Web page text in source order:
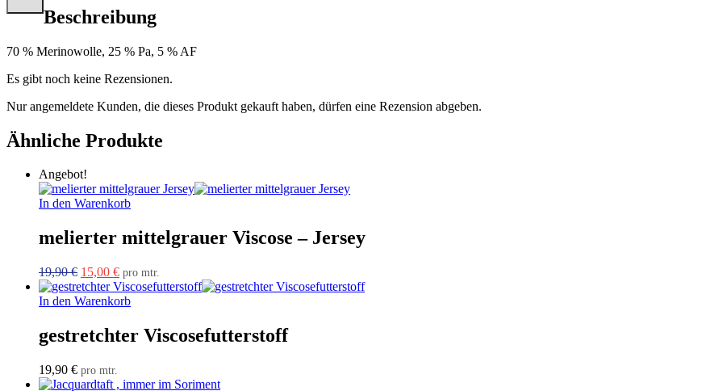
Beschreibung
70 % Merinowolle, 25 % Pa, 5 % AF
Es gibt noch keine Rezensionen.
Nur angemeldete Kunden, die dieses Produkt gekauft haben, dürfen eine Rezension abgeben.
Ähnliche Produkte
Angebot!
In den Warenkorb
melierter mittelgrauer Viscose – Jersey
19,90€ Ursprünglicher
Preis
war:
15,00 €Aktueller
Preis
ist:
pro mtr.
In den Warenkorb
gestretchter Viscosefutterstoff
19,90 € pro mtr.